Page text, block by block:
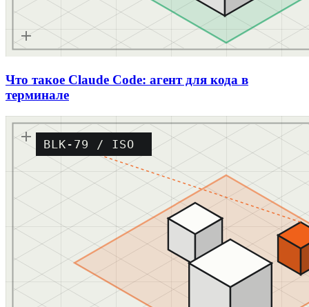
Что такое Claude Code: агент для кода в
терминале
BLK-79 / ISO